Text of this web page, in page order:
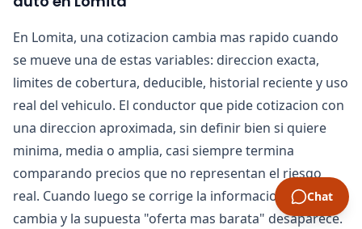
En Lomita, una cotizacion cambia mas rapido cuando
se mueve una de estas variables: direccion exacta,
limites de cobertura, deducible, historial reciente y uso
real del vehiculo. El conductor que pide cotizacion con
una direccion aproximada, sin definir bien si quiere
minima, media o amplia, casi siempre termina
comparando precios que no representan el riesgo
real. Cuando luego se corrige la informacion, la tarifa
cambia y la supuesta "oferta mas barata" desaparece.
Chat